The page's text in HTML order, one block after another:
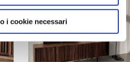
i cookie necessari
+